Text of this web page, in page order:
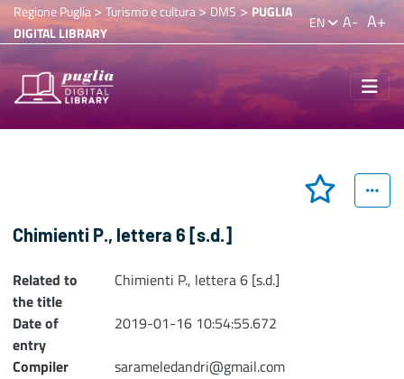
Regione Puglia> Turismo e cultura>DMS > PUGLIA
DIGITAL LIBRARY
EN A- A+
Chimienti P., lettera 6 [s.d.]
Related to
the title
Chimienti P., lettera 6 [s.d.]
Date of
entry
2019-01-16 10:54:55.672
Compiler
sarameledandri@gmail.com